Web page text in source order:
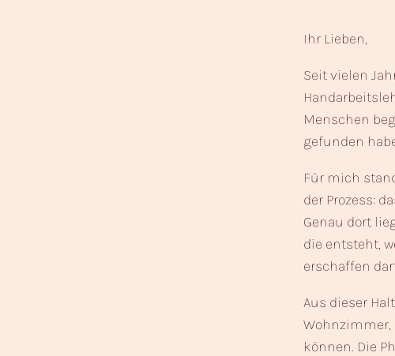
Ihr Lieben,
Seit vielen
Menschen
gefunden
Für mich
der Prozess:
Genau dort
die entsteht,
erschaffen
Aus dieser
können. Die